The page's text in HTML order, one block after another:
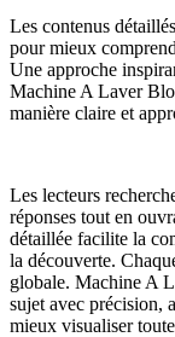
Les contenus
pour mieux
Une approche
Machine A Laver
manière claire et
Les lecteurs
réponses tout en
détaillée facilite la
la découverte.
globale. Machine A
sujet avec précision,
mieux visualiser